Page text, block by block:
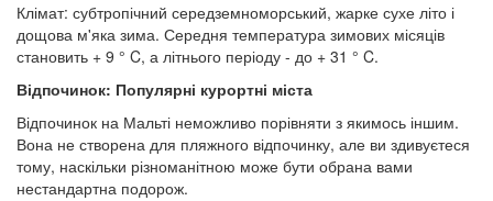
Клімат: субтропічний середземноморський, жарке сухе літо і
дощова м'яка зима. Середня температура зимових місяців
становить + 9 ° C, а літнього періоду - до + 31 ° C.
Відпочинок: Популярні курортні міста
Відпочинок на Мальті неможливо порівняти з якимось іншим.
Вона не створена для пляжного відпочинку, але ви здивуєтеся
тому, наскільки різноманітною може бути обрана вами
нестандартна подорож.